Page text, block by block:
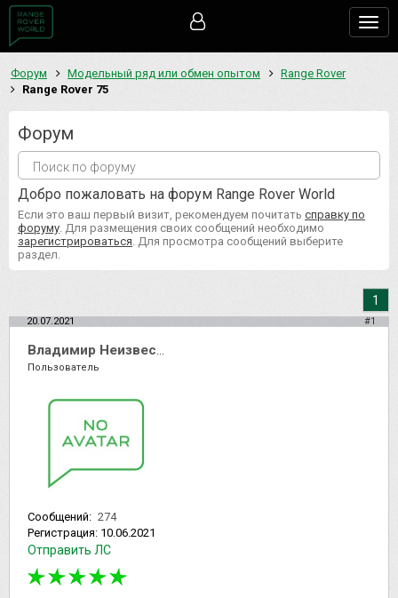
Форум Модельный ряд или обмен опытом
Range Rover
Range Rover 75
Форум
Добро пожаловать на форум Range Rover World
Если это ваш первый визит, рекомендуем почитать справку по
форуму . Для размещения своих сообщений необходимо
зарегистрироваться . Для просмотра сообщений выберите
раздел.
1
20.07.2021 #1
Пользователь
Сообщений: 274
Регистрация: 10.06.2021
Отправить ЛС